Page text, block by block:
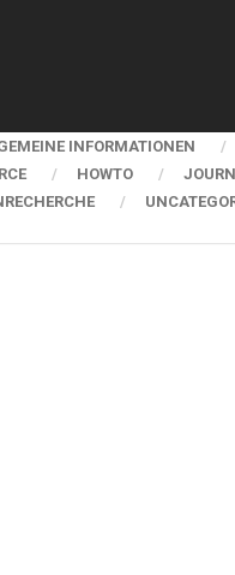
INFORMATIONEN
HOWTO